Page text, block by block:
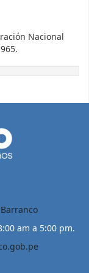
Nacional
am a 5:00 pm.